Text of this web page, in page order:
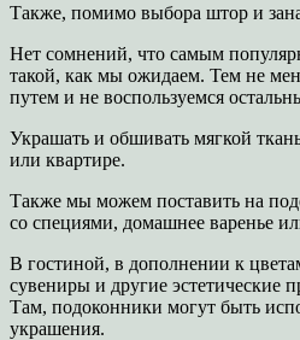
Также, помимо выбора штор и
Нет сомнений, что самым
такой, как мы ожидаем. Тем не
путем и не воспользуемся
Украшать и обшивать мягкой
или квартире.
Также мы можем поставить на
со специями, домашнее варенье
В гостиной, в дополнении к
сувениры и другие эстетические
Там, подоконники могут быть
украшения.